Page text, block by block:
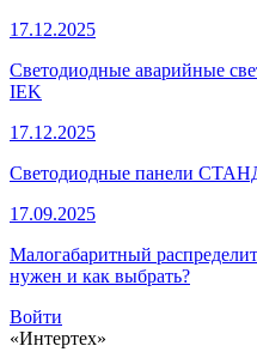
17.12.2025
Светодиодные аварийные
IEK
17.12.2025
Светодиодные панели
17.09.2025
Малогабаритный
нужен и как выбрать?
Войти
«Интертех»